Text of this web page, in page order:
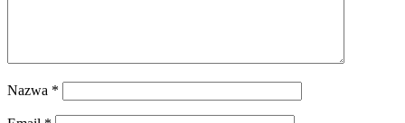
Nazwa *